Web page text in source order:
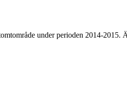
under perioden 2014-2015.